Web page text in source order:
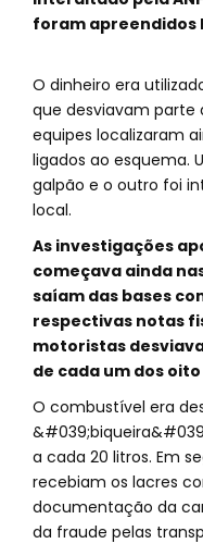
foram apreendidos
O dinheiro era
que desviavam parte
equipes localizaram
ligados ao esquema.
galpão e o outro foi
local.
As investigações
começava ainda
saíam das bases
respectivas notas
motoristas
de cada um dos
O combustível era
a cada 20 litros. Em
recebiam os lacres
documentação da
da fraude pelas